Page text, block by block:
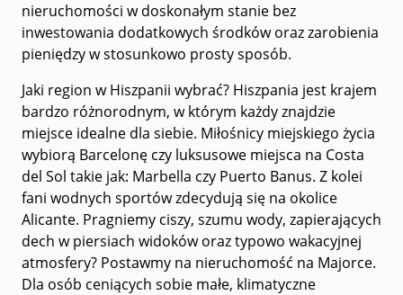
nieruchomości w doskonałym stanie bez
inwestowania dodatkowych środków oraz zarobienia
pieniędzy w stosunkowo prosty sposób.
Jaki region w Hiszpanii wybrać? Hiszpania jest krajem
bardzo różnorodnym, w którym każdy znajdzie
miejsce idealne dla siebie. Miłośnicy miejskiego życia
wybiorą Barcelonę czy luksusowe miejsca na Costa
del Sol takie jak: Marbella czy Puerto Banus. Z kolei
fani wodnych sportów zdecydują się na okolice
Alicante. Pragniemy ciszy, szumu wody, zapierających
dech w piersiach widoków oraz typowo wakacyjnej
atmosfery? Postawmy na nieruchomość na Majorce.
Dla osób ceniących sobie małe, klimatyczne